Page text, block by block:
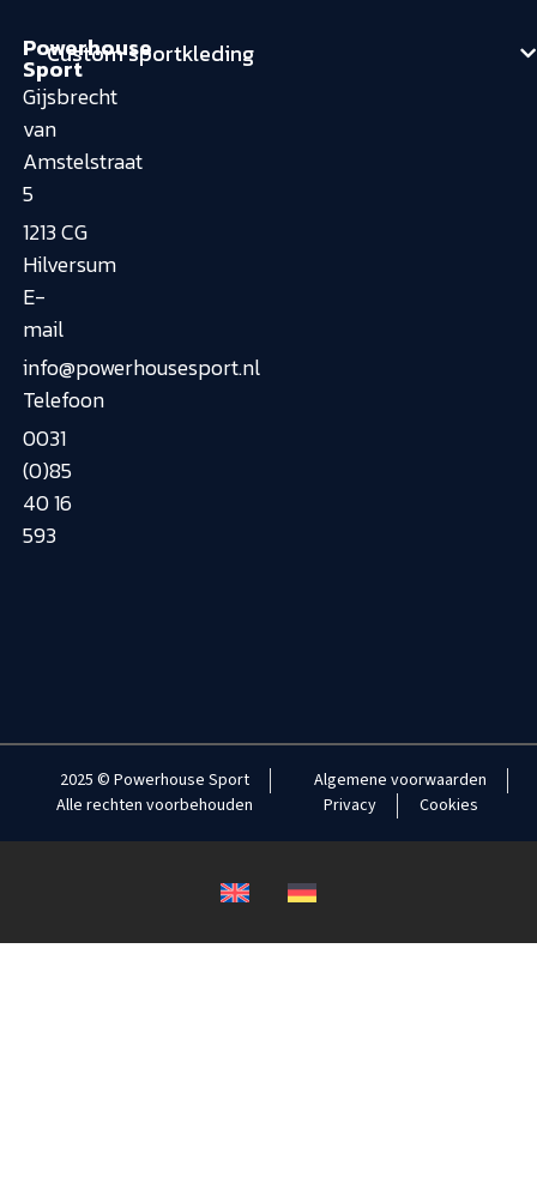
Powerhouse
Sport
Gijsbrecht
van
Amstelstraat
5
1213 CG
Hilversum
E-
mail
info@powerhousesport.nl
Telefoon
0031
(0)85
40 16
593
Custom sportkleding
2025 © Powerhouse Sport
Alle rechten voorbehouden
Algemene voorwaarden
Privacy
Cookies